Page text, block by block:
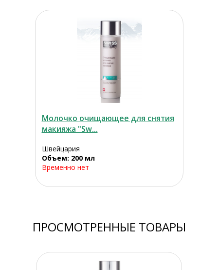
Молочко очищающее для снятия
макияжа "Sw...
Швейцария
Объем: 200 мл
Временно нет
ПРОСМОТРЕННЫЕ ТОВАРЫ